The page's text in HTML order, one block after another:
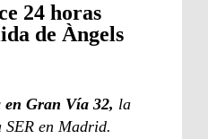
24 horas
de Àngels
Gran Vía 32, la
SER en Madrid.